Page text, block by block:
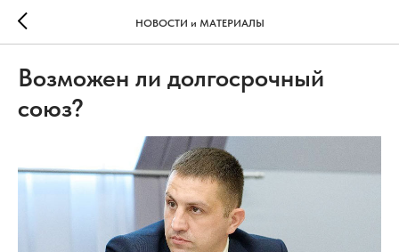
НОВОСТИ и МАТЕРИАЛЫ
Возможен ли долгосрочный
союз?